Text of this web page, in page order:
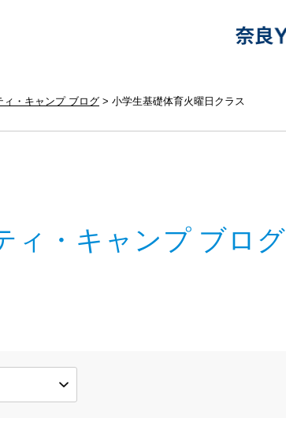
ィ・キャンプ ブログ 小学生基礎体育火曜日クラス
ィ・キャンプ ブログ